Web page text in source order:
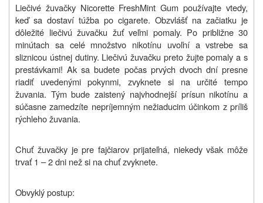
Liečivé žuvačky Nicorette FreshMint Gum používajte vtedy,
keď sa dostaví túžba po cigarete. Obzvlášť na začiatku je
dôležité liečivú žuvačku žuť veľmi pomaly. Po približne 30
minútach sa celé množstvo nikotínu uvoľní a vstrebe sa
sliznicou ústnej dutiny. Liečivú žuvačku preto žujte pomaly a s
prestávkami! Ak sa budete počas prvých dvoch dní presne
riadiť uvedenými pokynmi, zvyknete si na určité tempo
žuvania. Tým bude zaistený najvhodnejší prísun nikotínu a
súčasne zamedzíte nepríjemným nežiaducim účinkom z príliš
rýchleho žuvania.
Chuť žuvačky je pre fajčiarov prijateľná, niekedy však môže
trvať 1 – 2 dni než si na chuť zvyknete.
Obvyklý postup: